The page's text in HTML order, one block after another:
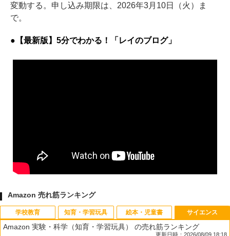
変動する。申し込み期限は、2026年3月10日（火）ま
で。
●【最新版】5分でわかる！「レイのブログ」
Amazon 売れ筋ランキング
学校教育 知育・学習玩具 絵本・児童書 サイエンス
Amazon 実験・科学（知育・学習玩具） の売れ筋ランキング
更新日時：2026/08/09 18:18